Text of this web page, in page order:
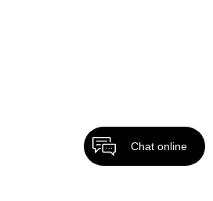
Chat online